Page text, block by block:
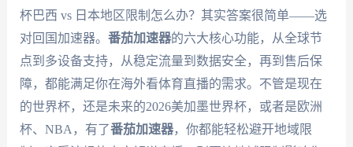
杯巴西 vs 日本地区限制怎么办？其实答案很简单——选
对回国加速器。 番茄加速器的六大核心功能，从全球节
点到多设备支持，从稳定流量到数据安全，再到售后保
障，都能满足你在海外看体育直播的需求。不管是现在
的世界杯，还是未来的2026美加墨世界杯，或者是欧洲
杯、NBA，有了番茄加速器，你都能轻松避开地域限